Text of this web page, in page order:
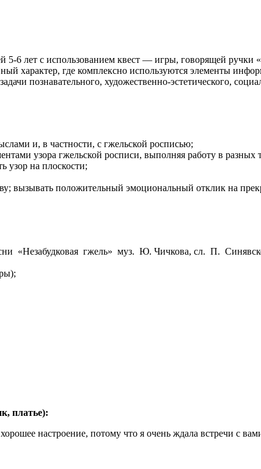
5-6 лет с использованием квест — игры, говорящей
характер, где комплексно используются элементы
познавательного, художественно-эстетического,
и, в частности, с гжельской росписью;
узора гжельской росписи, выполняя работу в разных
узор на плоскости;
вызывать положительный эмоциональный отклик на
«Незабудковая гжель» муз. Ю. Чичкова, сл. П.
платье):
настроение, потому что я очень ждала встречи с